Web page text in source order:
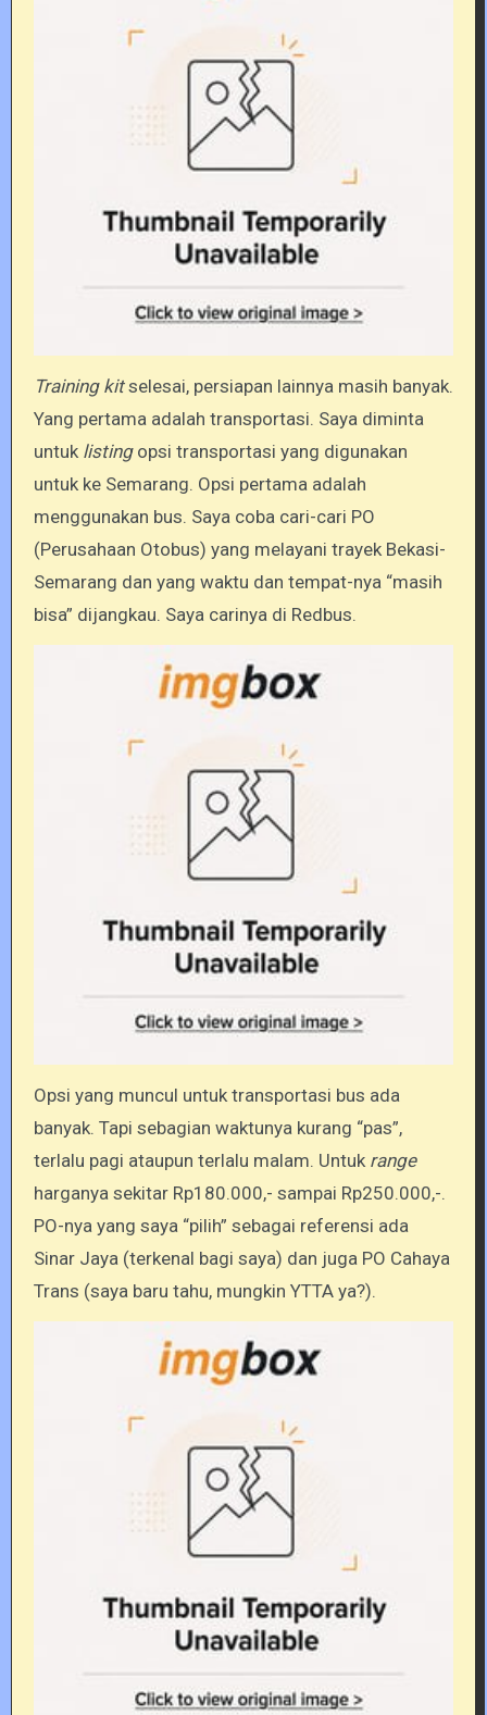
Training kitselesai, persiapan lainnya masih banyak.
Yang pertama adalah transportasi. Saya diminta
untuk listingopsi transportasi yang digunakan
untuk ke Semarang. Opsi pertama adalah
menggunakan bus. Saya coba cari-cari PO
(Perusahaan Otobus) yang melayani trayek Bekasi-
Semarang dan yang waktu dan tempat-nya “masih
bisa” dijangkau. Saya carinya di Redbus.
Opsi yang muncul untuk transportasi bus ada
banyak. Tapi sebagian waktunya kurang “pas”,
terlalu pagi ataupun terlalu malam. Untuk range
harganya sekitar Rp180.000,- sampai Rp250.000,-.
PO-nya yang saya “pilih” sebagai referensi ada
Sinar Jaya (terkenal bagi saya) dan juga PO Cahaya
Trans (saya baru tahu, mungkin YTTA ya?).